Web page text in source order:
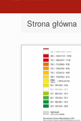
Strona główna